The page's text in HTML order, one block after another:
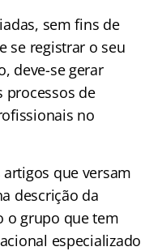
sem fins de
se registrar o seu
deve-se gerar
processos de
no
que versam
descrição da
o grupo que tem
especializado